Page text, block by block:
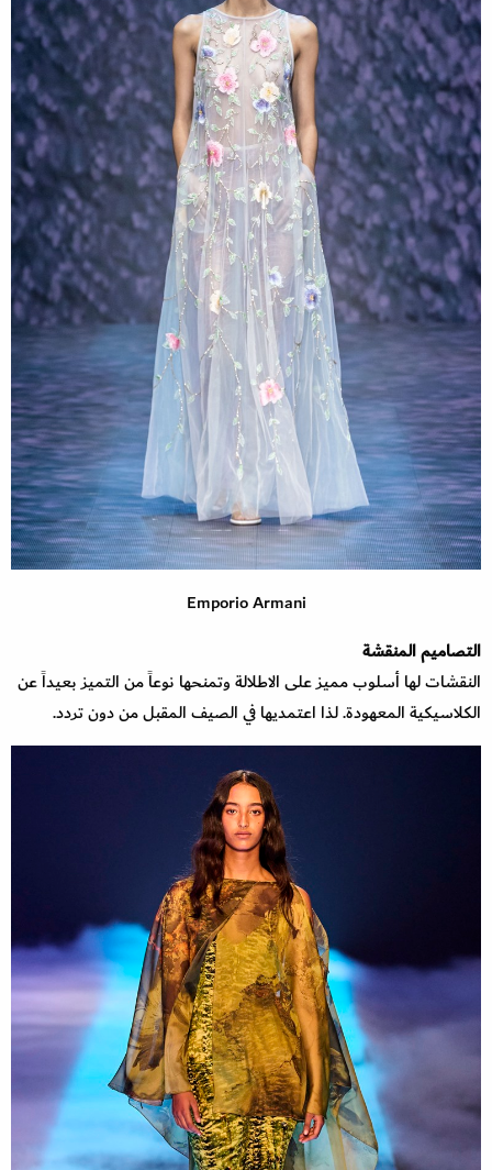
Emporio Armani
التصاميم المنقشة
النقشات لها أسلوب مميز على الاطلالة وتمنحها نوعاً من التميز بعيداً عن
الكلاسيكية المعهودة. لذا اعتمديها في الصيف المقبل من دون تردد.